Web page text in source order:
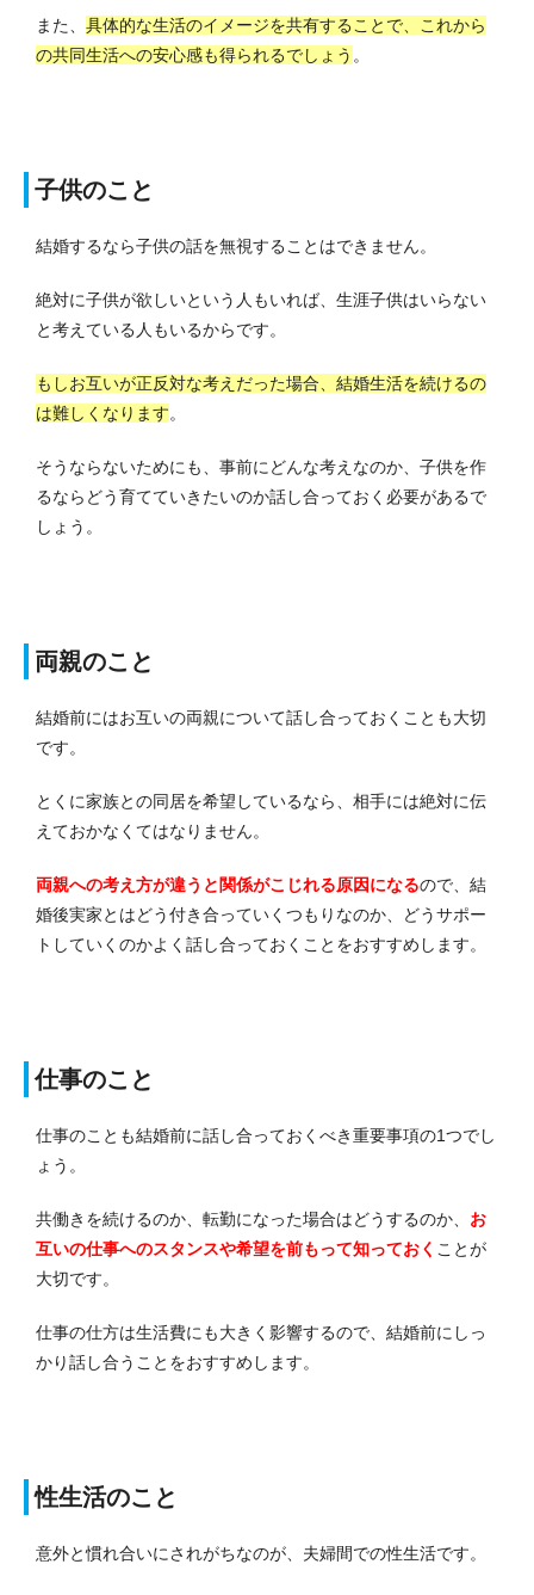
また、 具体的な生活のイメージを共有することで、これから
の共同生活への安心感も得られるでしょう 。
子供のこと
結婚するなら子供の話を無視することはできません。
絶対に子供が欲しいという人もいれば、生涯子供はいらない
と考えている人もいるからです。
もしお互いが正反対な考えだった場合、結婚生活を続けるの
は難しくなります。
そうならないためにも、事前にどんな考えなのか、子供を作
るならどう育てていきたいのか話し合っておく必要があるで
しょう。
両親のこと
結婚前にはお互いの両親について話し合っておくことも大切
です。
とくに家族との同居を希望しているなら、相手には絶対に伝
えておかなくてはなりません。
両親への考え方が違うと関係がこじれる原因になるので、結
婚後実家とはどう付き合っていくつもりなのか、どうサポー
トしていくのかよく話し合っておくことをおすすめします。
仕事のこと
仕事のことも結婚前に話し合っておくべき重要事項の1つでし
ょう。
共働きを続けるのか、転勤になった場合はどうするのか、 お
互いの仕事へのスタンスや希望を前もって知っておく ことが
大切です。
仕事の仕方は生活費にも大きく影響するので、結婚前にしっ
かり話し合うことをおすすめします。
性生活のこと
意外と慣れ合いにされがちなのが、夫婦間での性生活です。